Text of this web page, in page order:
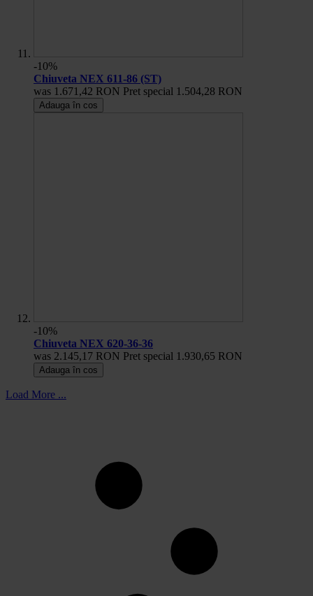
-10%
Chiuveta NEX 611-86 (ST)
was 1.671,42 RON Pret special 1.504,28 RON
Adauga în cos
-10%
Chiuveta NEX 620-36-36
was 2.145,17 RON Pret special 1.930,65 RON
Adauga în cos
Load More ...